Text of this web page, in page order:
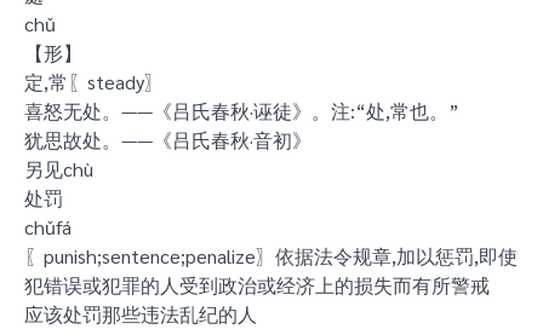
chǔ
【形】
定,常〖steady〗
喜怒无处。——《吕氏春秋·诬徒》。注:“处,常也。”
犹思故处。——《吕氏春秋·音初》
另见chù
处罚
chǔfá
〖punish;sentence;penalize〗依据法令规章,加以惩罚,即使
犯错误或犯罪的人受到政治或经济上的损失而有所警戒
应该处罚那些违法乱纪的人